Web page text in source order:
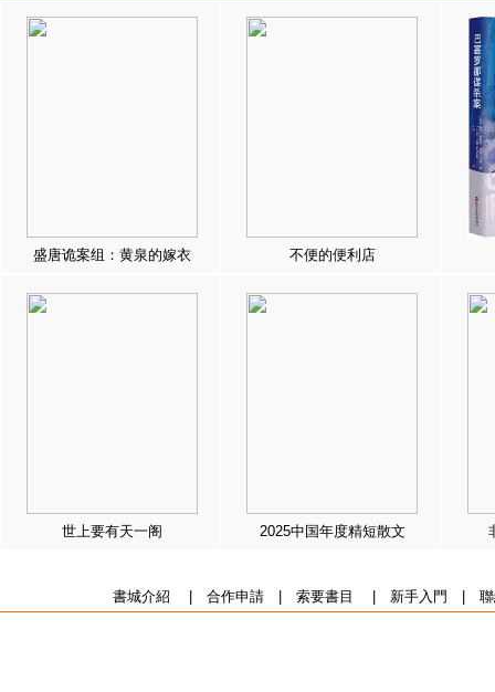
盛唐诡案组：黄泉的嫁衣 不便的便利店
世上要有天一阁 2025中国年度精短散文
書城介紹 合作申請| 索要書目 新手入門